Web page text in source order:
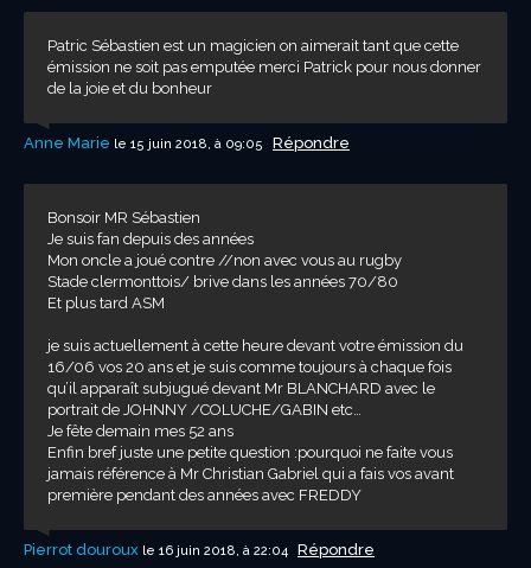
Patric Sébastien est un magicien on aimerait tant que cette
émission ne soit pas emputée merci Patrick pour nous donner
de la joie et du bonheur
Anne Marie le 15 juin 2018, à 09:05 Répondre
Bonsoir MR Sébastien
Je suis fan depuis des années
Mon oncle a joué contre //non avec vous au rugby
Stade clermonttois/ brive dans les années 70/80
Et plus tard ASM
je suis actuellement à cette heure devant votre émission du
16/06 vos 20 ans et je suis comme toujours à chaque fois
qu’il apparaît subjugué devant Mr BLANCHARD avec le
portrait de JOHNNY /COLUCHE/GABIN etc…
Je fête demain mes 52 ans
Enfin bref juste une petite question :pourquoi ne faite vous
jamais référence à Mr Christian Gabriel qui a fais vos avant
première pendant des années avec FREDDY
Pierrot douroux le 16 juin 2018, à 22:04 Répondre